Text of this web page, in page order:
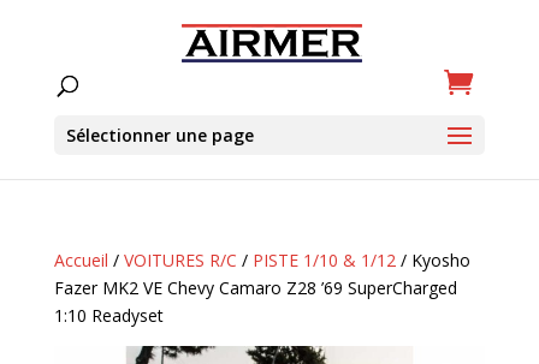
Sélectionner une page
Accueil / VOITURES R/C / PISTE 1/10 & 1/12/ Kyosho
Fazer MK2 VE Chevy Camaro Z28 ’69 SuperCharged
1:10 Readyset